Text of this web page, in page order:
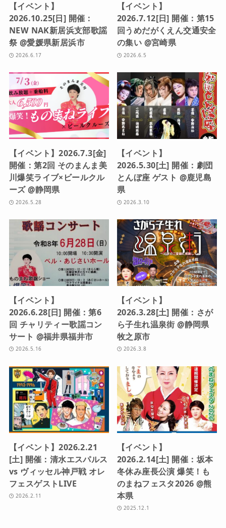
【イベント】
2026.10.25[日] 開催：
NEW NAK新居浜支部歌謡
祭 @愛媛県新居浜市
2026.6.17
【イベント】
2026.7.12[日] 開催：第15
回うめだがくえん交通安全
の集い @宮崎県
2026.6.5
【イベント】2026.7.3[金]
開催：第2回 そのまんま美
川爆笑ライブ×ビールクル
ーズ @静岡県
2026.5.28
【イベント】
2026.5.30[土] 開催：劇団
とんぼ座 ゲスト @鹿児島
県
2026.3.10
【イベント】
2026.6.28[日] 開催：第6
回 チャリティー歌謡コン
サート @福井県福井市
2026.5.16
【イベント】
2026.3.28[土] 開催：さが
ら子生れ温泉街 @静岡県
牧之原市
2026.3.8
【イベント】2026.2.21
[土] 開催：清水エスパルス
vs ヴィッセル神戸戦 オレ
フェスゲストLIVE
2026.2.11
【イベント】
2026.2.14[土] 開催：坂本
冬休み座長公演 爆笑！も
のまねフェスタ2026 @熊
本県
2025.12.1